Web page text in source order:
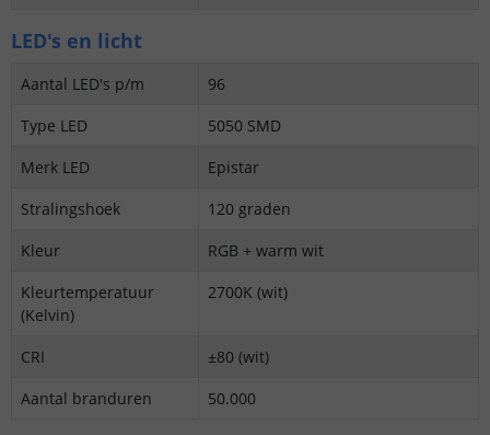
LED's en licht
Aantal LED's p/m
96
Type LED
5050 SMD
Merk LED
Epistar
Stralingshoek
120 graden
Kleur
RGB + warm wit
Kleurtemperatuur
(Kelvin)
2700K (wit)
CRI
±80 (wit)
Aantal branduren
50.000